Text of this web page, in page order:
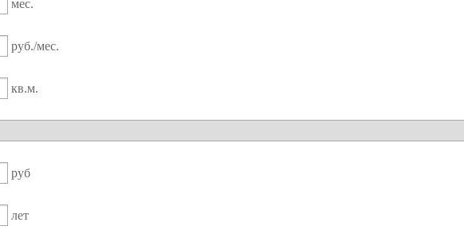
мес.
руб./мес.
кв.м.
руб
лет